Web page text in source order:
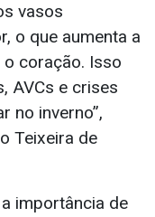
vasos
o que aumenta a
coração. Isso
AVCs e crises
no inverno”,
Teixeira de
importância de